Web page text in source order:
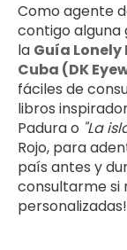
Como agente
contigo alguna
la Guía
Cuba (DK
fáciles de
libros
Padura o "La
Rojo, para
país antes y
consultarme si
personalizadas!